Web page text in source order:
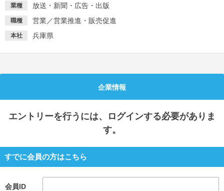
就活ニュースペーパー
就活時事ニュースを更新 不明点があればこちら
業種 放送・新聞・広告・出版
職種 営業／営業推進・販売促進
本社 兵庫県
企業情報
エントリーを行うには、ログインする必要がありま
す。
すでに会員の方はこちら
会員ID